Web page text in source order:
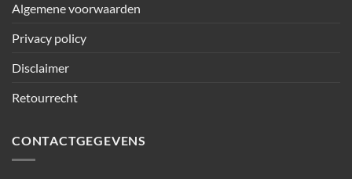
Algemene voorwaarden
Privacy policy
Disclaimer
Retourrecht
CONTACTGEGEVENS